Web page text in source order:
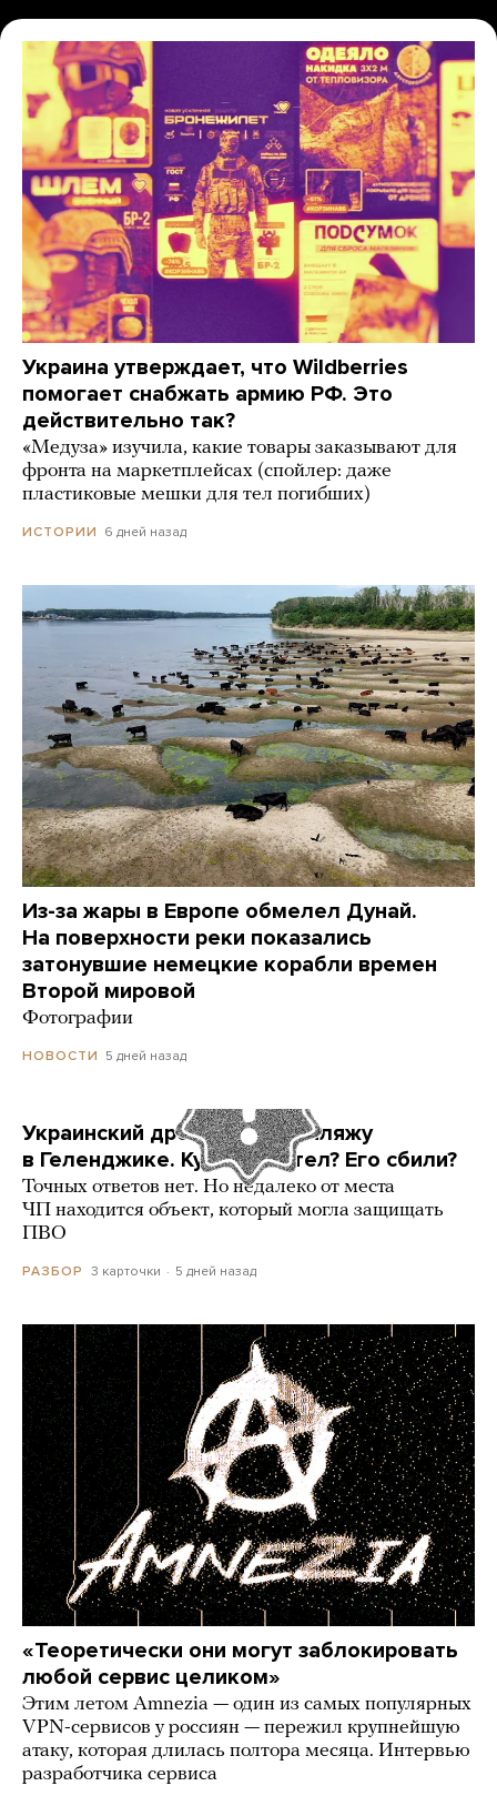
Украина утверждает, что Wildberries
помогает снабжать армию РФ. Это
действительно так?
«Медуза» изучила, какие товары заказывают для
фронта на маркетплейсах (спойлер: даже
пластиковые мешки для тел погибших)
ИСТОРИИ 6 дней назад
Из-за жары в Европе обмелел Дунай.
На поверхности реки показались
затонувшие немецкие корабли времен
Второй мировой
Фотографии
НОВОСТИ 5 дней назад
Украинский дрон попал по пляжу
в Геленджике. Куда он летел? Его сбили?
Точных ответов нет. Но недалеко от места
ЧП находится объект, который могла защищать
ПВО
РАЗБОР 3 карточки 5 дней назад
«Теоретически они могут заблокировать
любой сервис целиком»
Этим летом Amnezia — один из самых популярных
VPN-сервисов у россиян — пережил крупнейшую
атаку, которая длилась полтора месяца. Интервью
разработчика сервиса